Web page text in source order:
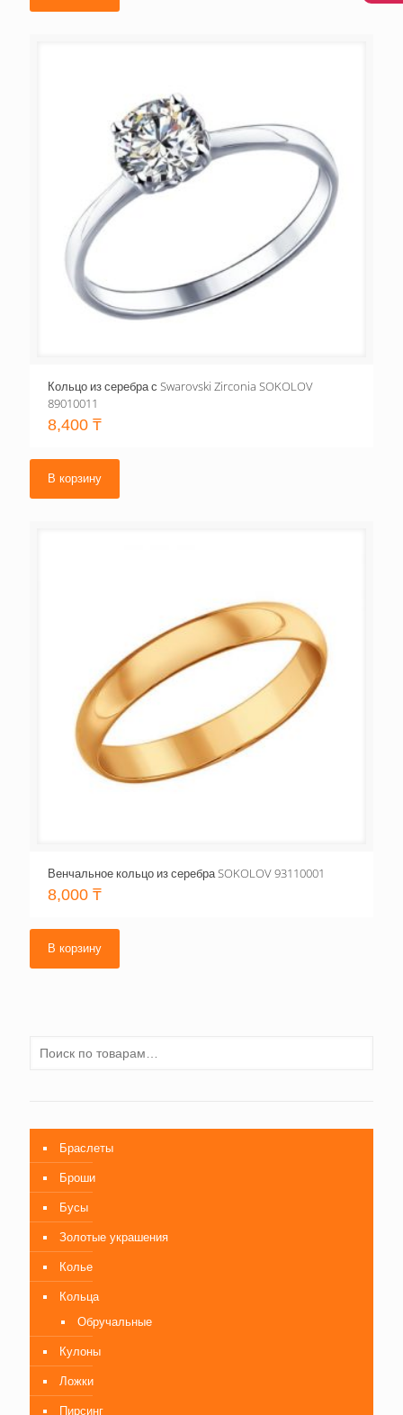
Кольцо из серебра с Swarovski Zirconia SOKOLOV
89010011
8,400 ₸
В корзину
Венчальное кольцо из серебра SOKOLOV 93110001
8,000 ₸
В корзину
Браслеты
Броши
Бусы
Золотые украшения
Колье
Кольца
Обручальные
Кулоны
Ложки
Пирсинг